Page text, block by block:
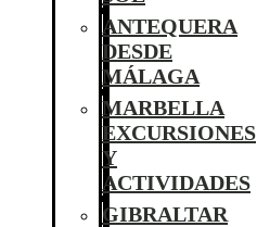
ANTEQUERA
DESDE
MÁLAGA
MARBELLA
EXCURSIONES
Y
ACTIVIDADES
GIBRALTAR